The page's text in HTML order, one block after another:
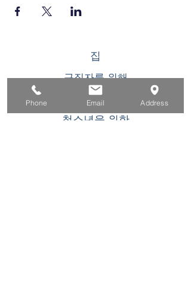
집
구직자를 위해
기업용
청소년을 위한
Phone Email Address